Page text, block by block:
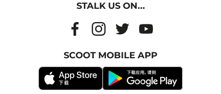
STALK US ON...
SCOOT MOBILE APP